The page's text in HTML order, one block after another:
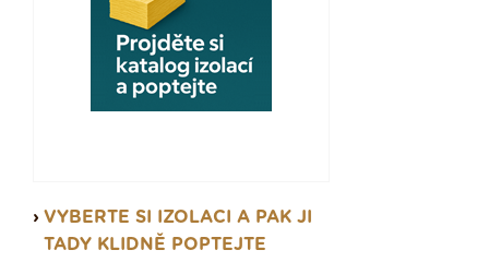
VYBERTE SI IZOLACI A PAK JI
TADY KLIDNĚ POPTEJTE